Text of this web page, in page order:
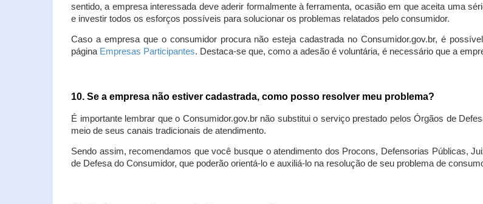
sentido, a empresa interessada deve aderir formalmente à ferramenta, ocasião em que aceita uma
e investir todos os esforços possíveis para solucionar os problemas relatados pelo consumidor.
Caso a empresa que o consumidor procura não esteja cadastrada no Consumidor.gov.br, é
página Empresas Participantes. Destaca-se que, como a adesão é voluntária, é necessário que a
10. Se a empresa não estiver cadastrada, como posso resolver meu problema?
É importante lembrar que o Consumidor.gov.br não substitui o serviço prestado pelos Órgãos de
meio de seus canais tradicionais de atendimento.
Sendo assim, recomendamos que você busque o atendimento dos Procons, Defensorias Públicas,
de Defesa do Consumidor, que poderão orientá-lo e auxiliá-lo na resolução de seu problema de